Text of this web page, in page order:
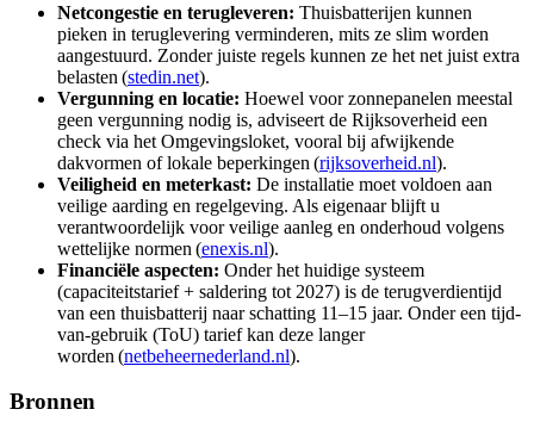
Netcongestie en terugleveren: Thuisbatterijen kunnen
pieken in teruglevering verminderen, mits ze slim worden
aangestuurd. Zonder juiste regels kunnen ze het net juist extra
belasten (stedin.net).
Vergunning en locatie: Hoewel voor zonnepanelen meestal
geen vergunning nodig is, adviseert de Rijksoverheid een
check via het Omgevingsloket, vooral bij afwijkende
dakvormen of lokale beperkingen (rijksoverheid.nl).
Veiligheid en meterkast: De installatie moet voldoen aan
veilige aarding en regelgeving. Als eigenaar blijft u
verantwoordelijk voor veilige aanleg en onderhoud volgens
wettelijke normen (enexis.nl).
Financiële aspecten: Onder het huidige systeem
(capaciteitstarief + saldering tot 2027) is de terugverdientijd
van een thuisbatterij naar schatting 11–15 jaar. Onder een tijd-
van-gebruik (ToU) tarief kan deze langer
worden (netbeheernederland.nl).
Bronnen